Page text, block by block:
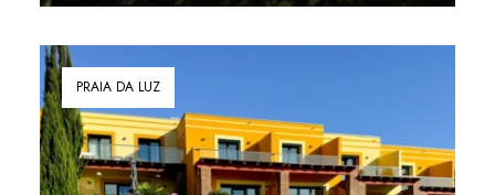
Zjistit více
PRAIA DA LUZ